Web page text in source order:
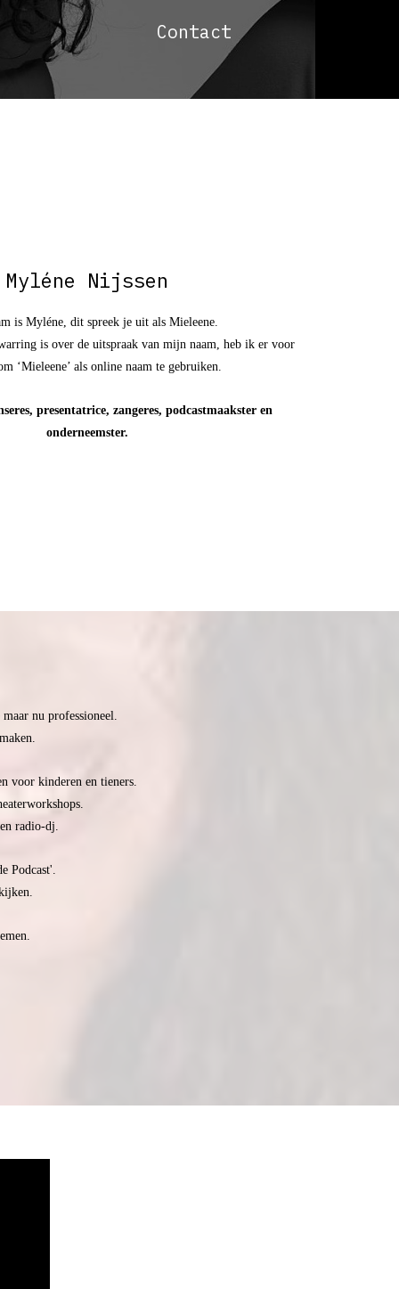
Contact
Myléne Nijssen
is Myléne, dit spreek je uit als Mieleene.
is over de uitspraak van mijn naam, heb ik er voor
‘Mieleene’ als online naam te gebruiken.
presentatrice, zangeres, podcastmaakster en
onderneemster.
nu professioneel.
voor kinderen en tieners.
radio-dj.
Podcast'.